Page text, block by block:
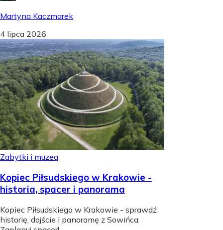
Martyna Kaczmarek
4 lipca 2026
Zabytki i muzea
Kopiec Piłsudskiego w Krakowie -
historia, spacer i panorama
Kopiec Piłsudskiego w Krakowie - sprawdź
historię, dojście i panoramę z Sowińca.